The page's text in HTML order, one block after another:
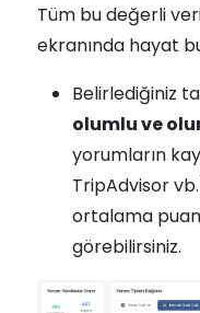
Tüm bu değerli
ekranında hayat
Belirlediğiniz
olumlu ve
yorumların
TripAdvisor
ortalama
görebilirsiniz.